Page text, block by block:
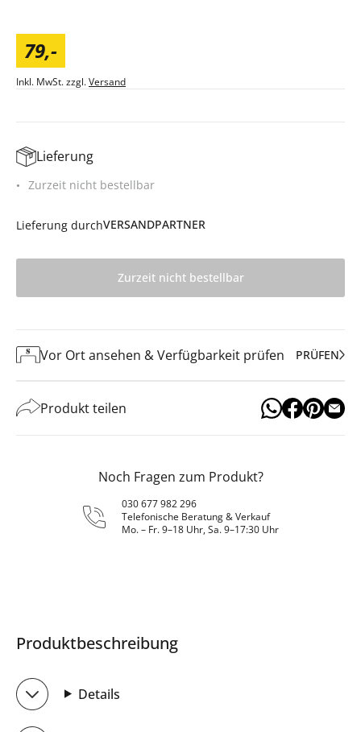
79,-
Inkl. MwSt. zzgl.Versand
Lieferung
Zurzeit nicht bestellbar
Lieferung durchVERSANDPARTNER
Zurzeit nicht bestellbar
Vor Ort ansehen & Verfügbarkeit prüfen PRÜFEN
Produkt teilen
Noch Fragen zum Produkt?
030 677 982 296
Telefonische Beratung & Verkauf
Mo. – Fr. 9–18 Uhr, Sa. 9–17:30 Uhr
Produktbeschreibung
Details